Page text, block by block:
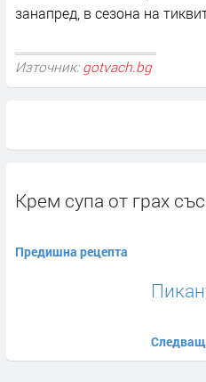
занапред, в сезона на
Източник: gotvach.bg
Крем супа от грах
Предишна рецепта